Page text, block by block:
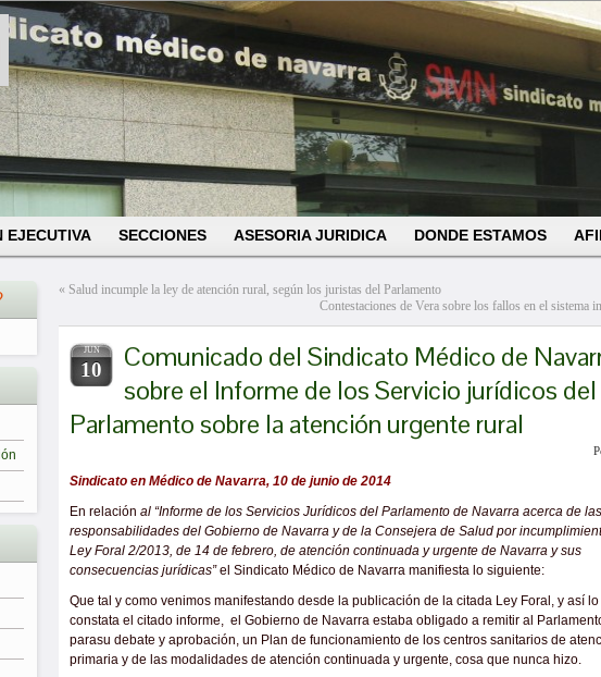
EJECUTIVA SECCIONES ASESORIA JURIDICA DONDE ESTAMOS
« Salud incumple la ley de atención rural, según los juristas del Parlamento
Contestaciones de Vera sobre los fallos en el sistema
JUN
10
Comunicado del Sindicato Médico de
sobre el Informe de los Servicio jurídicos del
Parlamento sobre la atención urgente rural
Sindicato en Médico de Navarra, 10 de junio de 2014
En relación al “Informe de los Servicios Jurídicos del Parlamento de Navarra acerca de las
responsabilidades del Gobierno de Navarra y de la Consejera de Salud por
Ley Foral 2/2013, de 14 de febrero, de atención continuada y urgente de Navarra y sus
consecuencias jurídicas”el Sindicato Médico de Navarra manifiesta lo siguiente:
Que tal y como venimos manifestando desde la publicación de la citada Ley Foral, y así lo
constata el citado informe, el Gobierno de Navarra estaba obligado a remitir al
parasu debate y aprobación, un Plan de funcionamiento de los centros sanitarios de
primaria y de las modalidades de atención continuada y urgente, cosa que nunca hizo.